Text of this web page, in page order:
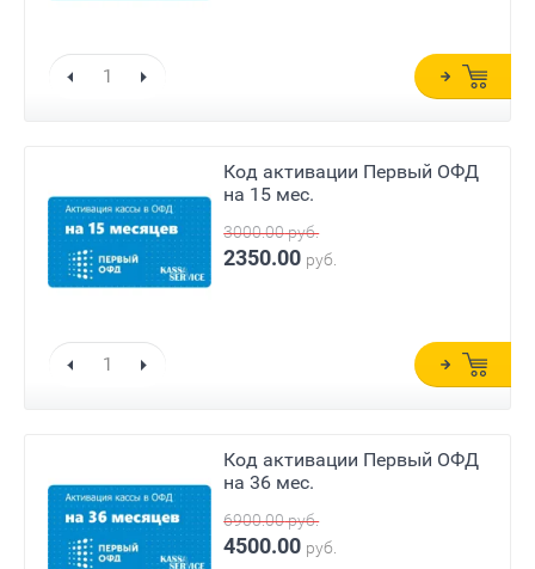
Код активации Первый ОФД
на 15 мес.
3000.00руб.
2350.00 руб.
Код активации Первый ОФД
на 36 мес.
6900.00руб.
4500.00 руб.